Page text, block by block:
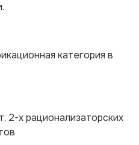
категория в
2-х рационализаторских